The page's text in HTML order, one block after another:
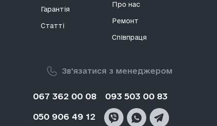
Зв'язатися з менеджером
067 362 00 08 093 503 00 83
050 906 49 12
Гарантія
Статті
Про нас
Ремонт
Співпраця